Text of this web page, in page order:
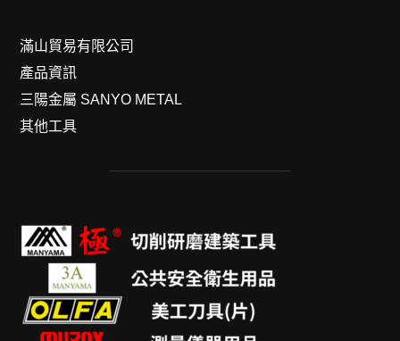
滿山貿易有限公司
產品資訊
三陽金屬 SANYO METAL
其他工具